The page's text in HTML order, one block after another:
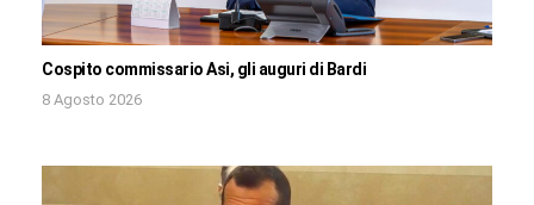
Cospito commissario Asi, gli auguri di Bardi
8 Agosto 2026